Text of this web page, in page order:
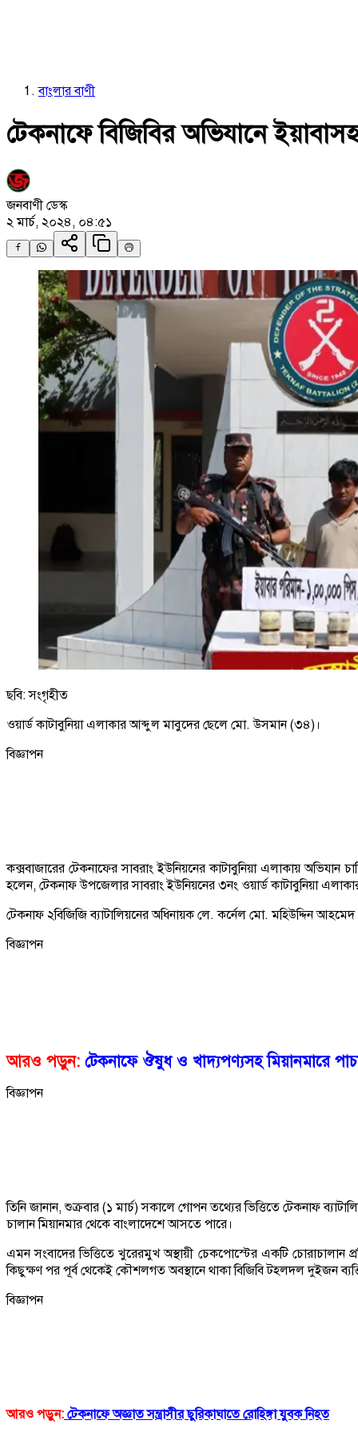
বাংলার বাণী
টেকনাফে বিজিবির অভিযানে
জনবাণী ডেস্ক
২ মার্চ, ২০২৪, ০৪:৫১
ছবি: সংগৃহীত
ওয়ার্ড কাটাবুনিয়া এলাকার আব্দুল মাবুদের ছেলে মো. উসমান (৩৪)।
বিজ্ঞাপন
কক্সবাজারের টেকনাফের সাবরাং ইউনিয়নের কাটাবুনিয়া এলাকায়
হলেন, টেকনাফ উপজেলার সাবরাং ইউনিয়নের ৩নং ওয়ার্ড কাটাবুনিয়া
টেকনাফ ২বিজিজি ব্যাটালিয়নের অধিনায়ক লে. কর্নেল মো. মহিউদ্দিন
বিজ্ঞাপন
আরও পড়ুন: টেকনাফে ঔষুধ ও খাদ্যপণ্যসহ মিয়ানমারে
বিজ্ঞাপন
তিনি জানান, শুক্রবার (১ মার্চ) সকালে গোপন তথ্যের ভিত্তিতে টেকনাফ
চালান মিয়ানমার থেকে বাংলাদেশে আসতে পারে।
এমন সংবাদের ভিত্তিতে খুরেরমুখ অস্থায়ী চেকপোস্টের একটি
কিছুক্ষণ পর পূর্ব থেকেই কৌশলগত অবস্থানে থাকা বিজিবি টহলদল দুইজন
বিজ্ঞাপন
আরও পড়ুন: টেকনাফে অজ্ঞাত সন্ত্রাসীর ছুরিকাঘাতে রোহিঙ্গা যুবক নিহত